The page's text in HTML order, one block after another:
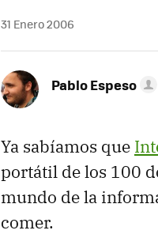
31 Enero 2006
Pablo Espeso
Ya sabíamos que
portátil de los 100
mundo de la
comer.